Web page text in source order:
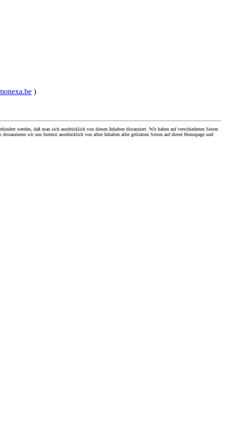
)
werden, daß man sich ausdrücklich von diesen Inhalten distanziert. Wir haben auf verschiedenen Seiten
wir uns hiermit ausdrücklich von allen Inhalten aller gelinkten Seiten auf dieser Homepage und